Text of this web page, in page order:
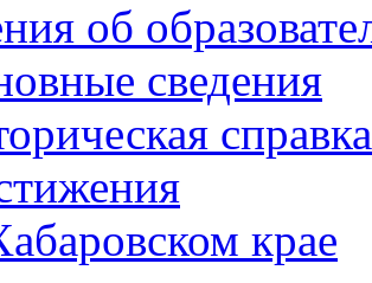
об
сведения
справка
крае